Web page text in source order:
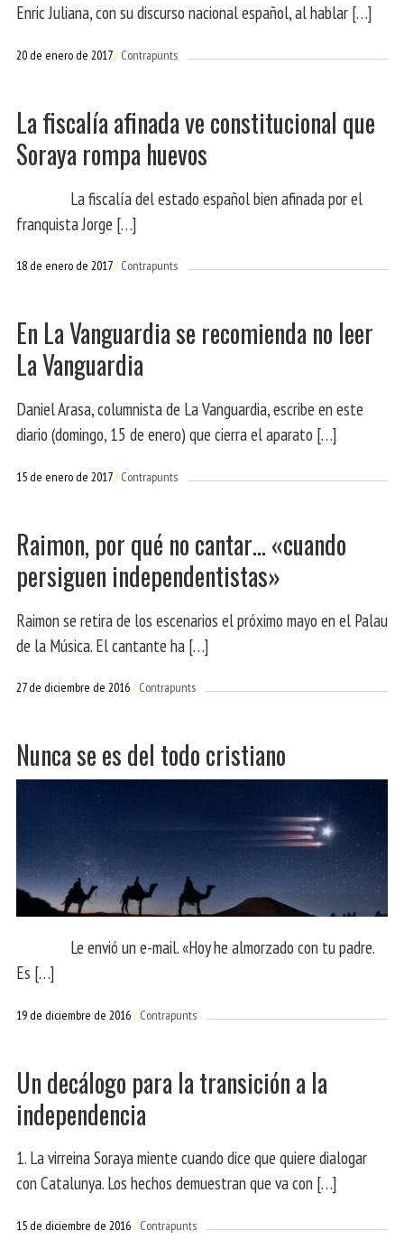
Enric Juliana, con su discurso nacional español, al hablar […]
20 de enero de 2017 Contrapunts
La fiscalía afinada ve constitucional que
Soraya rompa huevos
La fiscalía del estado español bien afinada por el
franquista Jorge […]
18 de enero de 2017 Contrapunts
En La Vanguardia se recomienda no leer
La Vanguardia
Daniel Arasa, columnista de La Vanguardia, escribe en este
diario (domingo, 15 de enero) que cierra el aparato […]
15 de enero de 2017 Contrapunts
Raimon, por qué no cantar… «cuando
persiguen independentistas»
Raimon se retira de los escenarios el próximo mayo en el Palau
de la Música. El cantante ha […]
27 de diciembre de 2016 Contrapunts
Nunca se es del todo cristiano
Le envió un e-mail. «Hoy he almorzado con tu padre.
Es […]
19 de diciembre de 2016 Contrapunts
Un decálogo para la transición a la
independencia
1. La virreina Soraya miente cuando dice que quiere dialogar
con Catalunya. Los hechos demuestran que va con […]
15 de diciembre de 2016 Contrapunts